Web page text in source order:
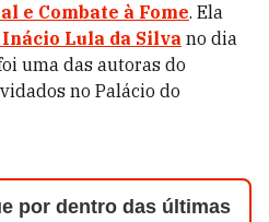
e Combate à Fome. Ela
Lula da Silva no dia
uma das autoras do
no Palácio do
por dentro das últimas